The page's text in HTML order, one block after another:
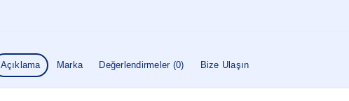
Açıklama Marka Değerlendirmeler (0) Bize Ulaşın